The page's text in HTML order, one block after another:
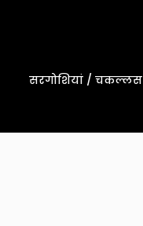
सरगोशियां / चकल्लस